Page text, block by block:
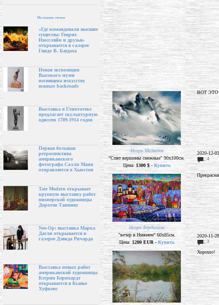
Последние статьи
«Где командовали высшие
существа: Генрих
Нюссляйн и друзья»
открывается в галерее
Гвидо В. Баудаха
Новая экспозиция
Высокого музея
посвящена искусству
южных backroads
Выставка в Глиптотеке
предлагает скульптурную
одиссею 1789-1914 годов
Первая большая
ретроспектива
американского
фотографа Салли Манн
отправляется в Хьюстон
Tate Modern открывает
крупную выставку работ
пионерской художницы
Доротеи Таннинг
Neo-Op: выставка Марка
Дагли открывается в
галерее Дэвида Ричарда
Выставка новых работ
американской художницы
Кэтрин Бернхардт
открывается в Ксавье
Хуфкенс
Игорь Медведев
"Спят вершины снежные" 90х100см.
Цена:1300 $ - Купить
ВОТ ЭТО
2020-12-
: 4
Игорь Бердышев
"вечер в Нижнем" 60х85см.
Цена: 1200 EUR - Купить
2020-11-
: 3
Хорошо!